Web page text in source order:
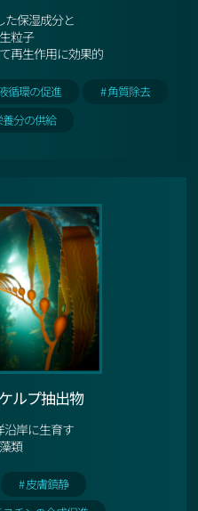
た保湿成分と
粒子
再生作用に効果的
循環の促進
# 角質除去
分の供給
ルプ抽出物
沿岸に生育す
類
# 皮膚鎮静